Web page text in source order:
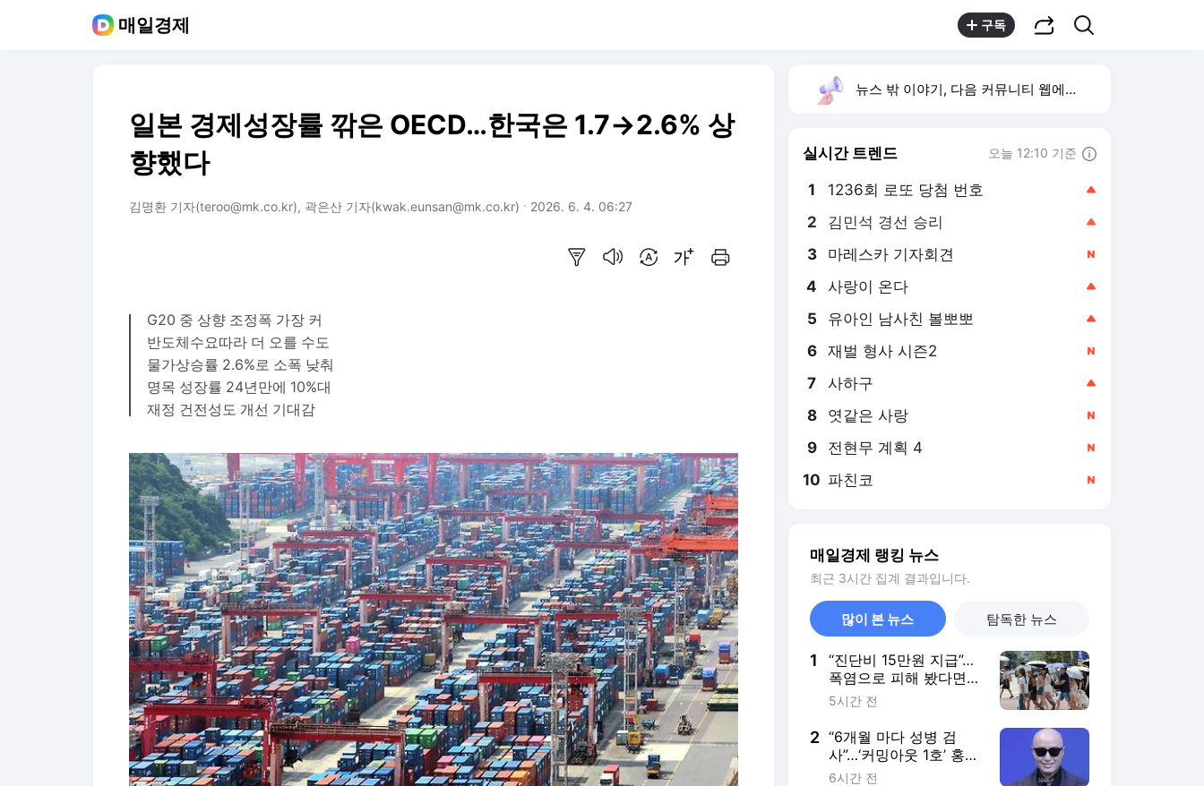
매일경제 구독
일본 경제성장률 깎은 OECD…한국은 1.7→2.6% 상
향했다
김명환 기자(teroo@mk.co.kr), 곽은산 기자(kwak.eunsan@mk.co.kr) 2026. 6. 4. 06:27
G20 중 상향 조정폭 가장 커
반도체수요따라 더 오를 수도
물가상승률 2.6%로 소폭 낮춰
명목 성장률 24년만에 10%대
재정 건전성도 개선 기대감
뉴스 밖 이야기, 다음 커뮤니티 웹에서 보기
실시간 트렌드 오늘 12:10 기준
1 1236회 로또 당첨 번호
2 김민석 경선 승리
3 마레스카 기자회견
4 사랑이 온다
5 유아인 남사친 볼뽀뽀
6 재벌 형사 시즌2
7 사하구
8 엿같은 사랑
9 전현무 계획 4
10 파친코
매일경제 랭킹 뉴스
최근 3시간 집계 결과입니다.
많이 본 뉴스 탐독한 뉴스
1
“진단비 15만원 지급”…
폭염으로 피해 봤다면
보험이 보장한다는데
5시간 전
2 “6개월 마다 성병 검
사”…‘커밍아웃 1호’ 홍석
천, HIV·에이즈 예방 중
6시간 전